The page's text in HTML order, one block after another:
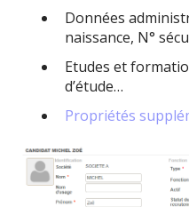
Données
naissance, N°
Etudes et
d’étude…
Propriétés